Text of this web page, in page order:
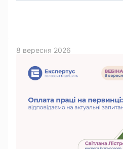
8 вересня 2026